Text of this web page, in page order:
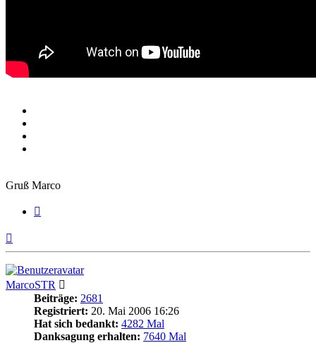
Gruß Marco
MarcoSTR
Beiträge: 2681
Registriert: 20. Mai 2006 16:26
Hat sich bedankt: 4282 Mal
Danksagung erhalten: 7640 Mal